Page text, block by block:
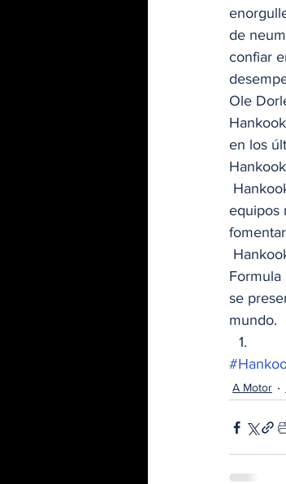
de
confiar
Ole
en los
equipos
Formula
se
mundo.
A Motor